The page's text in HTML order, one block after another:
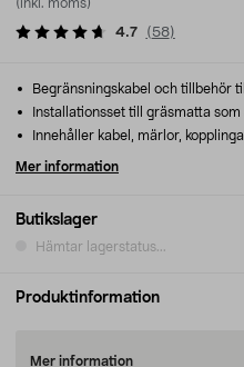
(inkl. moms)
4.7 ( 58)
Butikslager
Hämtar lagerstatus...
Begränsningskabel och tillbehör
Installationsset till gräsmatta
Innehåller kabel, märlor,
Mer information
Produktinformation
Mer information